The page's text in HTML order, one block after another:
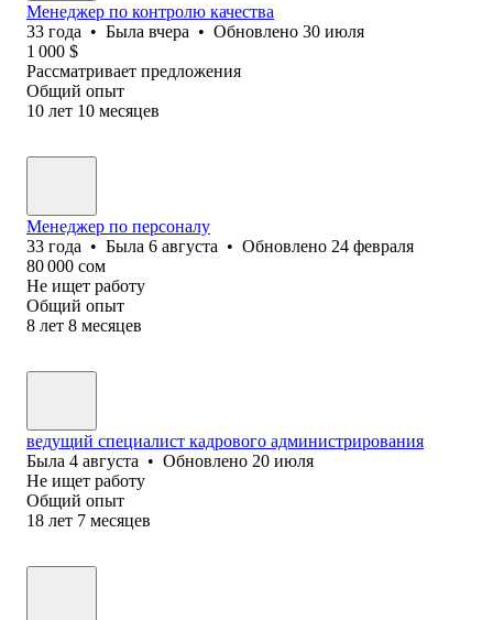
Менеджер по контролю качества
33 года • Была вчера • Обновлено 30 июля
1 000 $
Рассматривает предложения
Общий опыт
10 лет 10 месяцев
Менеджер по персоналу
33 года • Была 6 августа • Обновлено 24 февраля
80 000 сом
Не ищет работу
Общий опыт
8 лет 8 месяцев
ведущий специалист кадрового администрирования
Была 4 августа • Обновлено 20 июля
Не ищет работу
Общий опыт
18 лет 7 месяцев